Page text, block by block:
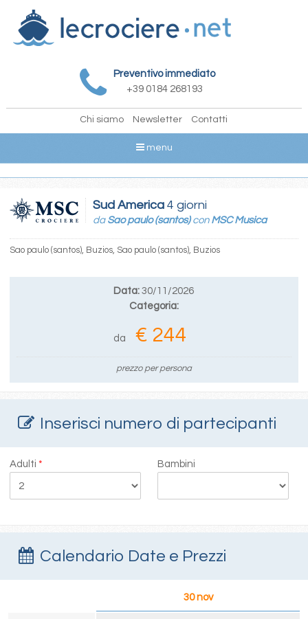
Preventivo immediato
+39 0184 268193
Chi siamo Newsletter Contatti
menu
Sud America4 giorni
da Sao paulo (santos)con MSC Musica
Sao paulo (santos), Buzios, Sao paulo (santos), Buzios
Data: 30/11/2026
Categoria:
da € 244
prezzo per persona
Inserisci numero di partecipanti
Adulti* Bambini
Calendario Date e Prezzi
30 nov